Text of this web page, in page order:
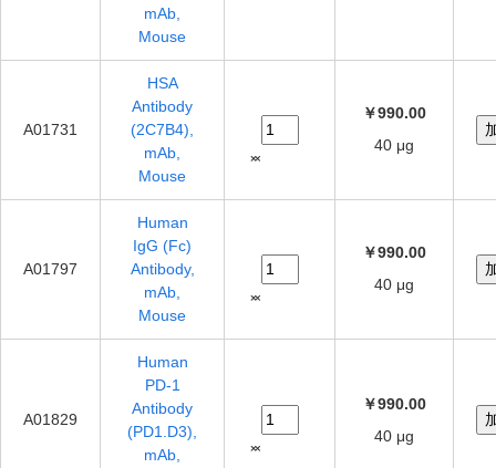
mAb,
Mouse
A01731
HSA
Antibody
(2C7B4),
mAb,
Mouse
￥990.00
40 μg
A01797
Human
IgG (Fc)
Antibody,
mAb,
Mouse
￥990.00
40 μg
A01829
Human
PD-1
Antibody
(PD1.D3),
mAb,
￥990.00
40 μg